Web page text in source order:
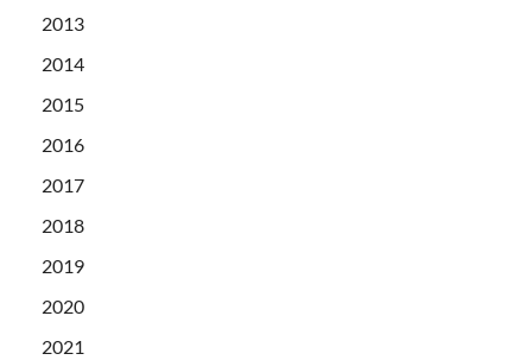
2013
2014
2015
2016
2017
2018
2019
2020
2021